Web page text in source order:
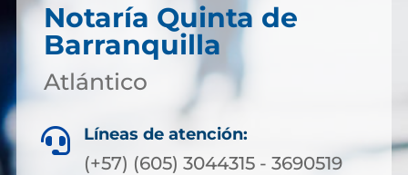
Notaría Quinta de
Barranquilla
Atlántico
 Líneas de atención:
(+57) (605) 3044315 - 3690519